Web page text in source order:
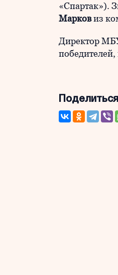
«Спартак»).
Марковиз
Директор